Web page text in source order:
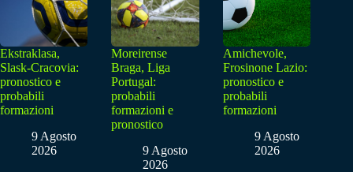
Ekstraklasa,
Slask-Cracovia:
pronostico e
probabili
formazioni
9 Agosto
2026
Moreirense
Braga, Liga
Portugal:
probabili
formazioni e
pronostico
9 Agosto
2026
Amichevole,
Frosinone Lazio:
pronostico e
probabili
formazioni
9 Agosto
2026